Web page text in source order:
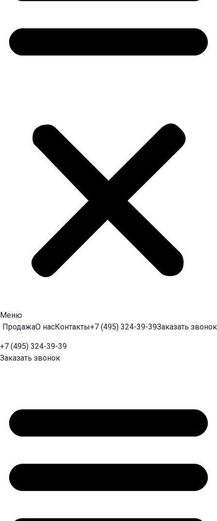
Меню
ПродажаО насКонтакты+7 (495) 324-39-39Заказать звонок
+7 (495) 324-39-39
Заказать звонок